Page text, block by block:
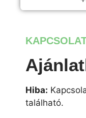
Hiba:
található.